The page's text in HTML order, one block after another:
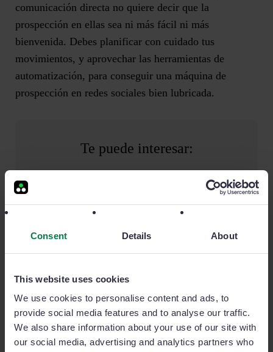
Consent Details About
This website uses cookies
We use cookies to personalise content and ads, to
provide social media features and to analyse our traffic.
We also share information about your use of our site with
our social media, advertising and analytics partners who
comunicación directa no quiere decir que la
prospección en ellas sea ni más fácil ni más
bienvenida. Debes planificar con cuidado tus
movimientos, y aprovechar las herramientas de
automatización, para conseguir una máquina de
prospección en redes sociales bien lubricada.
Te puede interesar:
8 señales que indican que un prospecto no acabará
Ciclo de ventas: tipos, etapas y consejos para
Cómo usar la cualificación de leads para mejorar el
proceso de ventas
Etapas en la prospección de clientes. ¿Cómo
es el proceso?